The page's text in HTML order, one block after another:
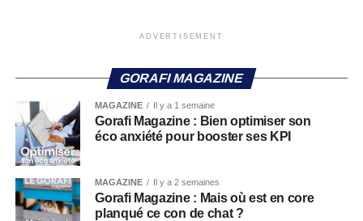
ADVERTISEMENT
GORAFI MAGAZINE
MAGAZINE Il y a 1 semaine
Gorafi Magazine : Bien optimiser son
éco anxiété pour booster ses KPI
MAGAZINE Il y a 2 semaines
Gorafi Magazine : Mais où est en core
planqué ce con de chat ?